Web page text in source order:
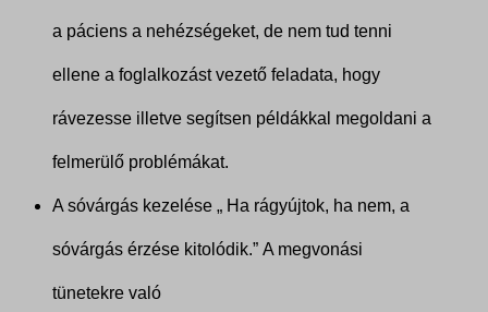
a páciens a nehézségeket, de nem tud tenni
ellene a foglalkozást vezető feladata, hogy
rávezesse illetve segítsen példákkal megoldani a
felmerülő problémákat.
A sóvárgás kezelése „ Ha rágyújtok, ha nem, a
sóvárgás érzése kitolódik.” A megvonási
tünetekre való